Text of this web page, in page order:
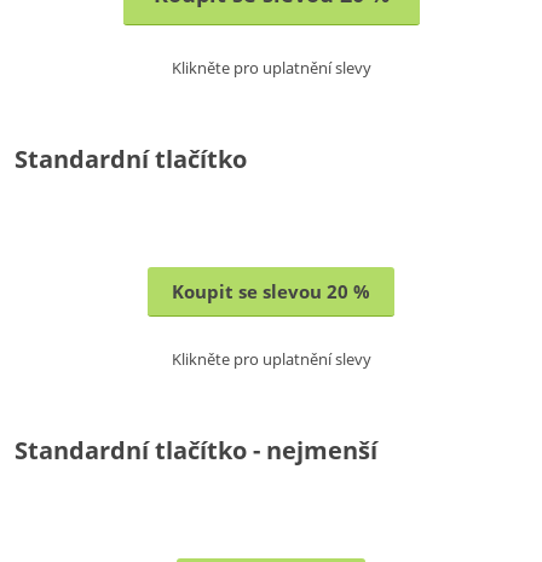
Klikněte pro uplatnění slevy
Standardní tlačítko
Koupit se slevou 20 %
Klikněte pro uplatnění slevy
Standardní tlačítko - nejmenší